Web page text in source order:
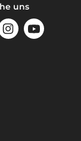
uns